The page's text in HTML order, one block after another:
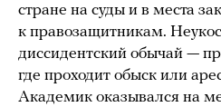
стране на суды и в места
к правозащитникам.
диссидентский обычай —
где проходит обыск или
Академик оказывался на